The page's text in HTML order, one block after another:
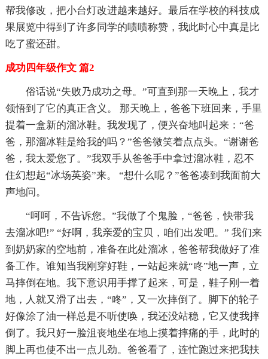
帮我修改，把小台灯改进越来越好。最后在学校的科技成
果展览中得到了许多同学的啧啧称赞，我此时心中真是比
吃了蜜还甜。
成功四年级作文 篇2
俗话说“失败乃成功之母。”可直到那一天晚上，我才
领悟到了它的真正含义。 那天晚上，爸爸下班回来，手里
提着一盒新的溜冰鞋。我发现了，便兴奋地叫起来：“爸
爸，那溜冰鞋是给我的吗？”爸爸微笑着点点头。“谢谢爸
爸，我太爱您了。”我双手从爸爸手中拿过溜冰鞋，忍不
住幻想起“冰场英姿”来。 “想什么呢？”爸爸凑到我面前大
声地问。
“呵呵，不告诉您。”我做了个鬼脸，“爸爸，快带我
去溜冰吧!” “好啊，我亲爱的宝贝，咱们出发吧。” 我们来
到奶奶家的空地前，准备在此处溜冰，爸爸帮我做好了准
备工作。谁知当我刚穿好鞋，一站起来就“咚”地一声，立
马摔倒在地。我下意识用手撑了起来，可是，鞋子刚一着
地，人就又滑了出去，“咚”，又一次摔倒了。脚下的轮子
好像涂了油一样总是不听使唤，我还没站稳，它又使我摔
倒了。我只好一脸沮丧地坐在地上摸着摔痛的手，此时的
脚上再也使不出一点儿劲。爸爸看了，连忙跑过来把我扶